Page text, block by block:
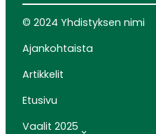
© 2024 Yhdistyksen nimi
Ajankohtaista
Artikkelit
Etusivu
Vaalit 2025